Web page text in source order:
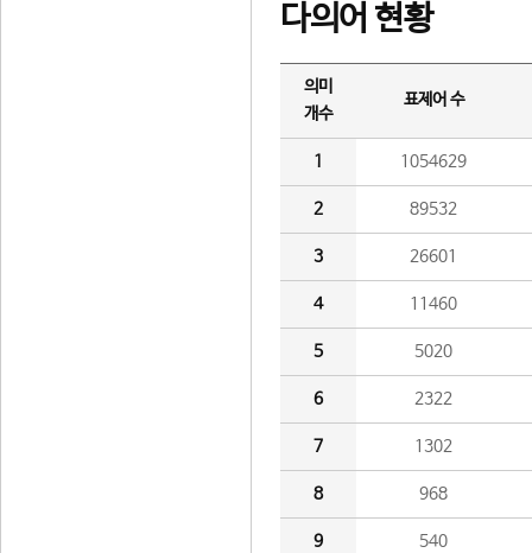
다의어 현황
의미
개수
표제어 수
1 1054629
2 89532
3 26601
4 11460
5 5020
6 2322
7 1302
8 968
9 540